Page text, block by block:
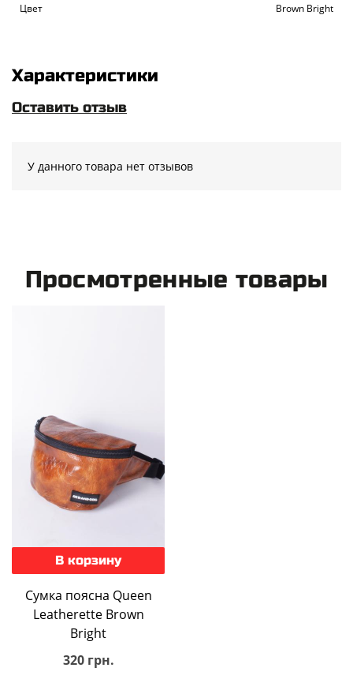
Цвет Brown Bright
Характеристики
Оставить отзыв
У данного товара нет отзывов
Просмотренные товары
В корзину
Сумка поясна Queen
Leatherette Brown
Bright
320 грн.